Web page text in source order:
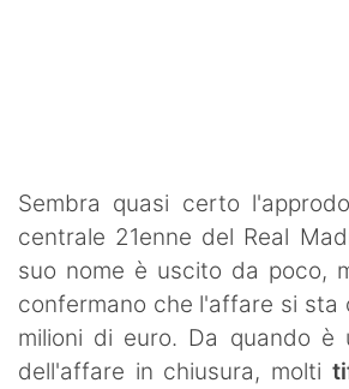
Sembra quasi certo
centrale 21enne del Real
suo nome è uscito da poco,
confermano che l'affare si sta
milioni di euro. Da quando è
dell'affare in chiusura, molti